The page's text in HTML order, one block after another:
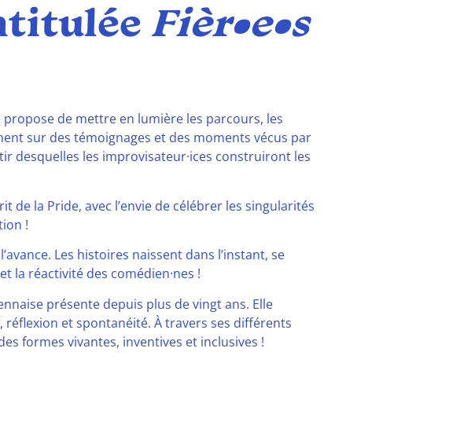
Fièr•e•s
propose de mettre en lumière les parcours, les
sur des témoignages et des moments vécus par
desquelles les improvisateur·ices construiront les
la Pride, avec l’envie de célébrer les singularités
!
Les histoires naissent dans l’instant, se
la réactivité des comédien·nes !
présente depuis plus de vingt ans. Elle
réflexion et spontanéité. À travers ses différents
formes vivantes, inventives et inclusives !